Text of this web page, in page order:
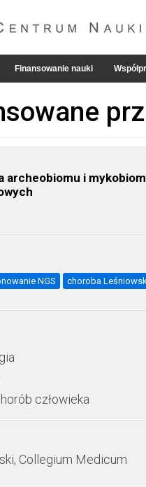
Finansowanie nauki
archeobiomu i
NGS choroba
człowieka
Collegium Medicum